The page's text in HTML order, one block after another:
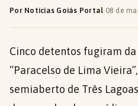
Por Notícias Goiás Portal· 08 de
Cinco detentos fugiram
“Paracelso de Lima
semiaberto de Três